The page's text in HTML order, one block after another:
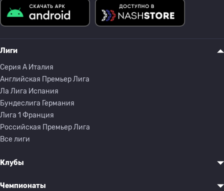
Лиги
Серия A Италия
Английская Премьер Лига
Ла Лига Испания
Бундеслига Германия
Лига 1 Франция
Российская Премьер Лига
Все лиги
Клубы
Чемпионаты